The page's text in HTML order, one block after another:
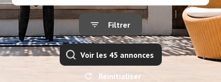
Filtrer
Voir les 45 annonces
Réinitialiser